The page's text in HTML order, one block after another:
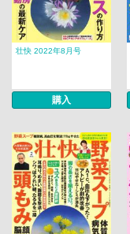
壮快 2022年8月号
購入